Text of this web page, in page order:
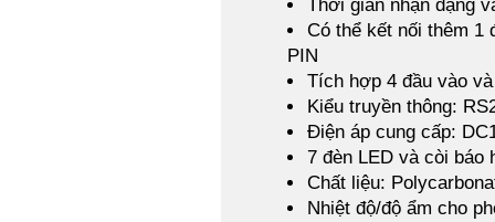
Thời gian nhận dạng
Có thể kết nối thêm 1
PIN
Tích hợp 4 đầu vào
Kiểu truyền thông:
Điện áp cung cấp:
7 đèn LED và còi báo
Chất liệu:
Nhiệt độ/độ ẩm cho